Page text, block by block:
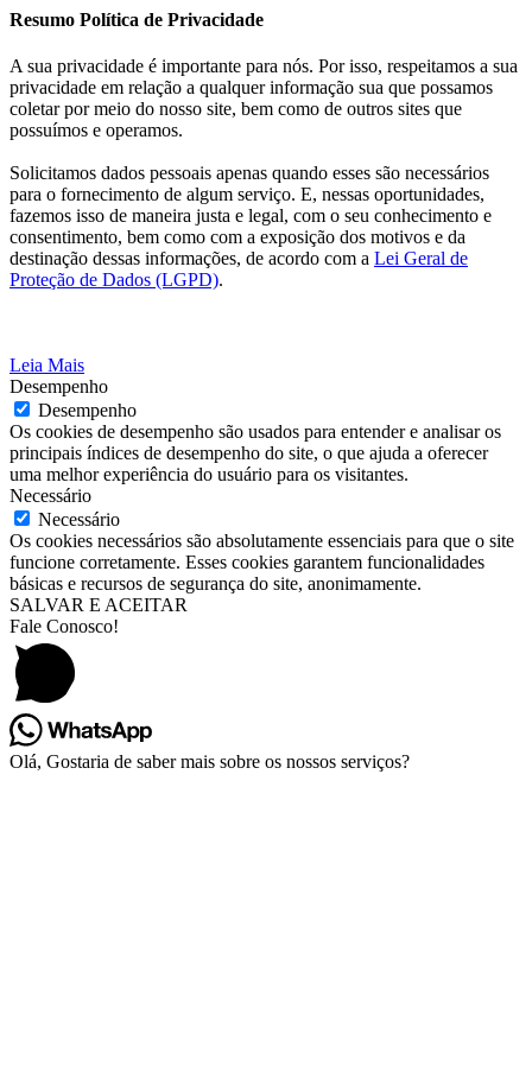
Resumo Política de Privacidade
A sua privacidade é importante para nós. Por isso, respeitamos a sua
privacidade em relação a qualquer informação sua que possamos
coletar por meio do nosso site, bem como de outros sites que
possuímos e operamos.
Solicitamos dados pessoais apenas quando esses são necessários
para o fornecimento de algum serviço. E, nessas oportunidades,
fazemos isso de maneira justa e legal, com o seu conhecimento e
consentimento, bem como com a exposição dos motivos e da
destinação dessas informações, de acordo com a Lei Geral de
Proteção de Dados (LGPD).
Leia Mais
Desempenho
Desempenho
Os cookies de desempenho são usados para entender e analisar os
principais índices de desempenho do site, o que ajuda a oferecer
uma melhor experiência do usuário para os visitantes.
Necessário
Necessário
Os cookies necessários são absolutamente essenciais para que o site
funcione corretamente. Esses cookies garantem funcionalidades
básicas e recursos de segurança do site, anonimamente.
SALVAR E ACEITAR
Fale Conosco!
Olá, Gostaria de saber mais sobre os nossos serviços?